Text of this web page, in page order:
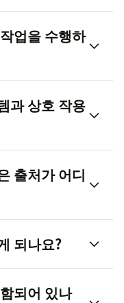
업을 수행하
과 상호 작용
출처가 어디
되나요?
페이지
되어 있나